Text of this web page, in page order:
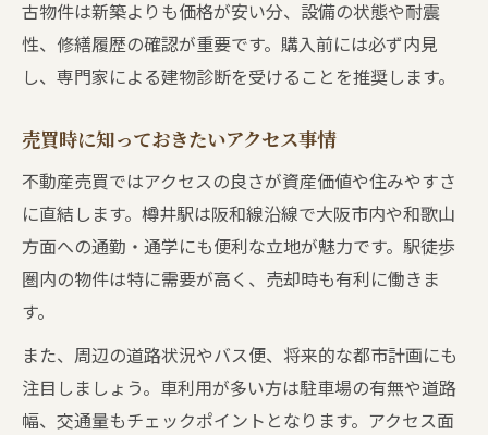
古物件は新築よりも価格が安い分、設備の状態や耐震
性、修繕履歴の確認が重要です。購入前には必ず内見
し、専門家による建物診断を受けることを推奨します。
売買時に知っておきたいアクセス事情
不動産売買ではアクセスの良さが資産価値や住みやすさ
に直結します。樽井駅は阪和線沿線で大阪市内や和歌山
方面への通勤・通学にも便利な立地が魅力です。駅徒歩
圏内の物件は特に需要が高く、売却時も有利に働きま
す。
また、周辺の道路状況やバス便、将来的な都市計画にも
注目しましょう。車利用が多い方は駐車場の有無や道路
幅、交通量もチェックポイントとなります。アクセス面